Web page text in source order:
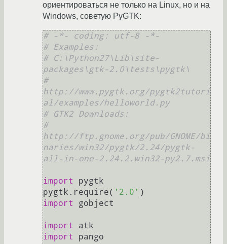
ориентироваться не только на Linux, но и на
Windows, советую PyGTK:
# -*- coding: utf-8 -*-
# Examples:
# C:\Python27\Lib\site-
packages\gtk-2.0\tests\pygtk\
#
http://www.pygtk.org/pygtk2tutori
al/examples/helloworld.py
# GTK2 Downloads:
#
http://ftp.gnome.org/pub/GNOME/bi
naries/win32/pygtk/2.24/pygtk-
all-in-one-2.24.2.win32-py2.7.msi
import
pygtk
pygtk.require( '2.0'
import
gobject
import
import